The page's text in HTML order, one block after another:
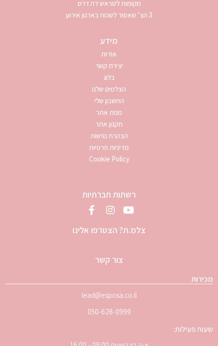
מקומות לטראש דה דרס
3 הצ’ שאסור לשכוח בארגון אירוע
מידע
אודות
יצירת קשר
בלוג
הצלמים שלנו
החשבון שלי
מפת אתר
תקנון אתר
הצהרת נגישות
מדיניות פרטיות
Cookie Policy
רשתות חברתיות
צלמ.ת? הצטרפו אלינו
צור קשר
מכירות
lead@esposa.co.il
050-628-0999
שעות פעילות: